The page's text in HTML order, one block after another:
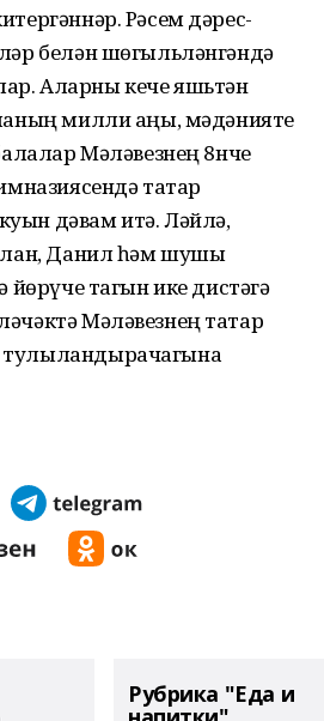
Рәсем дәрес­
белән шөгыльләнгәндә
Аларны кече яшьтән
милли аңы, мәдәнияте
Мәләвезнең 8нче
татар
дәвам итә. Ләйлә,
Данил һәм шушы
йөрүче тагын ике дистәгә
Мәләвезнең татар
Рубрика "Еда и